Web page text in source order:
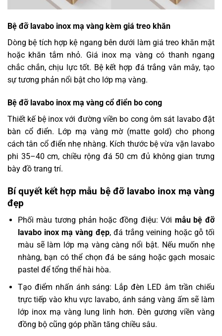
Bệ đỡ lavabo inox mạ vàng kèm giá treo khăn
Dòng bệ tích hợp kệ ngang bên dưới làm giá treo khăn mặt
hoặc khăn tắm nhỏ. Giá inox mạ vàng có thanh ngang
chắc chắn, chịu lực tốt. Bệ kết hợp đá trắng vân mây, tạo
sự tương phản nổi bật cho lớp mạ vàng.
Bệ đỡ lavabo inox mạ vàng cổ điển bo cong
Thiết kế bệ inox với đường viền bo cong ôm sát lavabo đặt
bàn cổ điển. Lớp mạ vàng mờ (matte gold) cho phong
cách tân cổ điển nhẹ nhàng. Kích thước bệ vừa vặn lavabo
phi 35–40 cm, chiều rộng đá 50 cm đủ không gian trưng
bày đồ trang trí.
Bí quyết kết hợp mẫu bệ đỡ lavabo inox mạ vàng
đẹp
Phối màu tương phản hoặc đồng điệu: Với mẫu bệ đỡ
lavabo inox mạ vàng đẹp, đá trắng veining hoặc gỗ tối
màu sẽ làm lớp mạ vàng càng nổi bật. Nếu muốn nhẹ
nhàng, bạn có thể chọn đá be sáng hoặc gạch mosaic
pastel để tổng thể hài hòa.
Tạo điểm nhấn ánh sáng: Lắp đèn LED âm trần chiếu
trực tiếp vào khu vực lavabo, ánh sáng vàng ấm sẽ làm
lớp inox mạ vàng lung linh hơn. Đèn gương viền vàng
đồng bộ cũng góp phần tăng chiều sâu.